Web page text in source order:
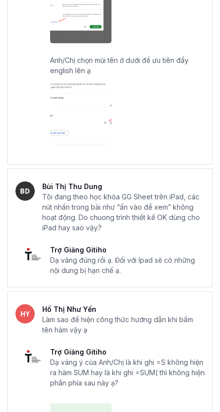
Anh/Chị chọn mũi tên ở dưới để ưu tiên đẩy
english lên ạ
Bùi Thị Thu Dung
Tôi đang theo học khóa GG Sheet trên iPad, các
nút nhấn trong bài như “ấn vào để xem” không
hoạt động. Do chuong trình thiết kế OK dùng cho
iPad hay sao vậy.?
Trợ Giảng Gitiho
Dạ vâng đúng rồi ạ. Đối với Ipad sẽ có những
nội dung bị hạn chế ạ.
Hồ Thị Như Yến
Làm sao để hiện công thức hướng dẫn khi bấm
tên hàm vậy ạ
Trợ Giảng Gitiho
Dạ vâng ý của Anh/Chị là khi ghi =S không hiện
ra hàm SUM hay là khi ghi =SUM( thì không hiện
phần phía sau này ạ?